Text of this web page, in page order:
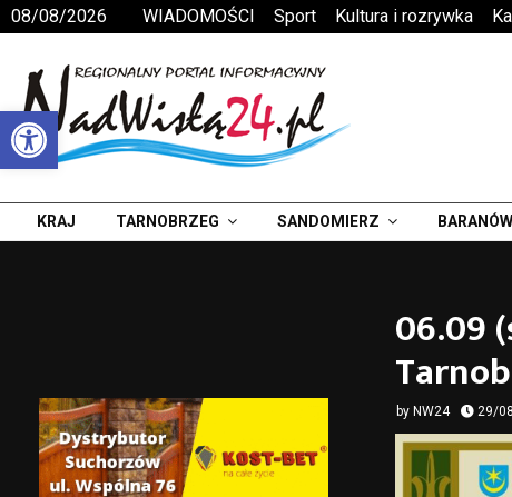
Otwórz pasek narzędzi
08/08/2026 WIADOMOŚCI Sport Kultura i rozrywka
KRAJ TARNOBRZEG SANDOMIERZ
06.09
by NW24 29/